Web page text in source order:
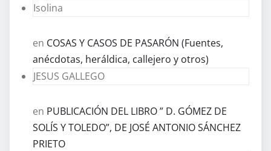
Isolina
en COSAS Y CASOS DE PASARÓN (Fuentes,
anécdotas, heráldica, callejero y otros)
JESUS GALLEGO
en PUBLICACIÓN DEL LIBRO ” D. GÓMEZ DE
SOLÍS Y TOLEDO”, DE JOSÉ ANTONIO SÁNCHEZ
PRIETO